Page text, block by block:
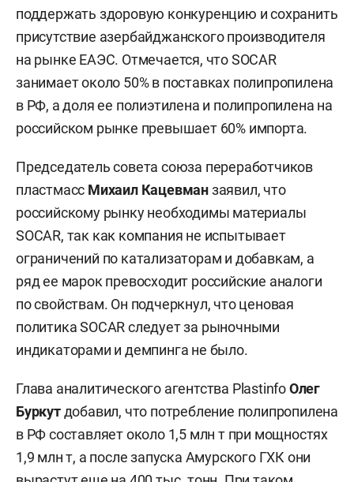
поддержать здоровую конкуренцию и сохранить
присутствие азербайджанского производителя
на рынке ЕАЭС. Отмечается, что SOCAR
занимает около 50% в поставках полипропилена
в РФ, а доля ее полиэтилена и полипропилена на
российском рынке превышает 60% импорта.
Председатель совета союза переработчиков
пластмасс Михаил Кацевманзаявил, что
российскому рынку необходимы материалы
SOCAR, так как компания не испытывает
ограничений по катализаторам и добавкам, а
ряд ее марок превосходит российские аналоги
по свойствам. Он подчеркнул, что ценовая
политика SOCAR следует за рыночными
индикаторами и демпинга не было.
Глава аналитического агентства PlastinfoОлег
Буркутдобавил, что потребление полипропилена
в РФ составляет около 1,5 млн т при мощностях
1,9 млн т, а после запуска Амурского ГХК они